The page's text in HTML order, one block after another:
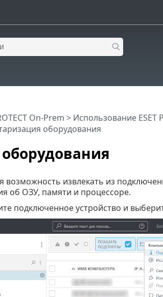
On-Prem > Использование ESET
оборудования
возможность извлекать из
об ОЗУ, памяти и процессоре.
подключенное устройство и